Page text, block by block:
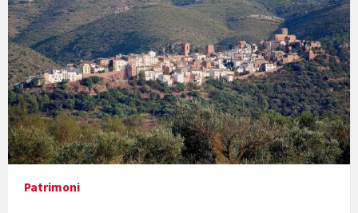
Concerts al Museu
Presentació del llibre &quot;La mare&quot;, d'Emma Zafon
Patrimoni